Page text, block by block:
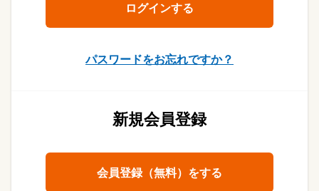
パスワードをお忘れですか？
新規会員登録
会員登録（無料）をする